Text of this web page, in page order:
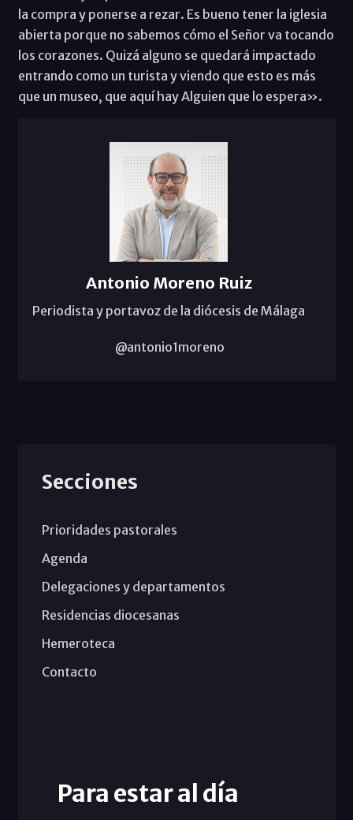
la compra y ponerse a rezar. Es bueno tener la iglesia
abierta porque no sabemos cómo el Señor va tocando
los corazones. Quizá alguno se quedará impactado
entrando como un turista y viendo que esto es más
que un museo, que aquí hay Alguien que lo espera».
Antonio Moreno Ruiz
Periodista y portavoz de la diócesis de Málaga
@antonio1moreno
Secciones
Prioridades pastorales
Agenda
Delegaciones y departamentos
Residencias diocesanas
Hemeroteca
Contacto
Para estar al día